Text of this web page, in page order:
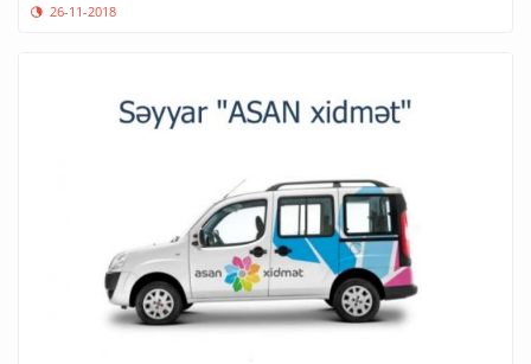
26-11-2018